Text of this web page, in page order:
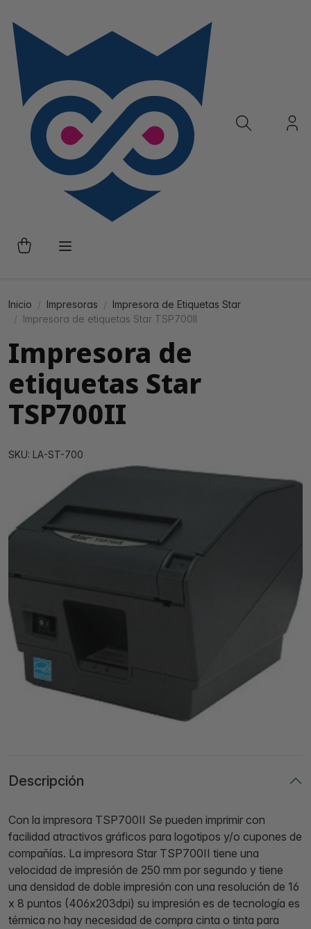
Inicio Impresoras
Impresora de Etiquetas Star
Impresora de etiquetas Star TSP700II
Impresora de
etiquetas Star
TSP700II
SKU: LA-ST-700
Descripción
Con la impresora TSP700II Se pueden imprimir con
facilidad atractivos gráficos para logotipos y/o cupones de
compañías. La impresora Star TSP700II tiene una
velocidad de impresión de 250 mm por segundo y tiene
una densidad de doble impresión con una resolución de 16
x 8 puntos (406x203dpi) su impresión es de tecnología es
térmica no hay necesidad de compra cinta o tinta para